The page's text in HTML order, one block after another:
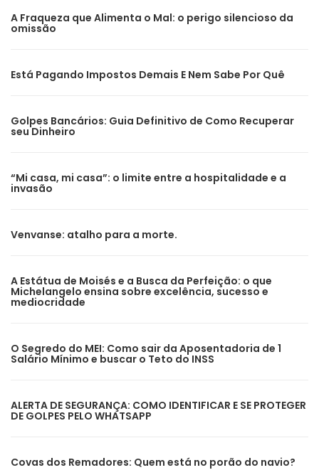
A Fraqueza que Alimenta o Mal: o perigo silencioso da
omissão
Está Pagando Impostos Demais E Nem Sabe Por Quê
Golpes Bancários: Guia Definitivo de Como Recuperar
seu Dinheiro
“Mi casa, mi casa”: o limite entre a hospitalidade e a
invasão
Venvanse: atalho para a morte.
A Estátua de Moisés e a Busca da Perfeição: o que
Michelangelo ensina sobre excelência, sucesso e
mediocridade
O Segredo do MEI: Como sair da Aposentadoria de 1
Salário Mínimo e buscar o Teto do INSS
ALERTA DE SEGURANÇA: COMO IDENTIFICAR E SE PROTEGER
DE GOLPES PELO WHATSAPP
Covas dos Remadores: Quem está no porão do navio?